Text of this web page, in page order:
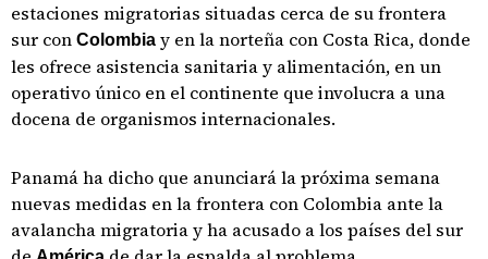
estaciones migratorias situadas cerca de su frontera
sur con Colombia y en la norteña con Costa Rica, donde
les ofrece asistencia sanitaria y alimentación, en un
operativo único en el continente que involucra a una
docena de organismos internacionales.
Panamá ha dicho que anunciará la próxima semana
nuevas medidas en la frontera con Colombia ante la
avalancha migratoria y ha acusado a los países del sur